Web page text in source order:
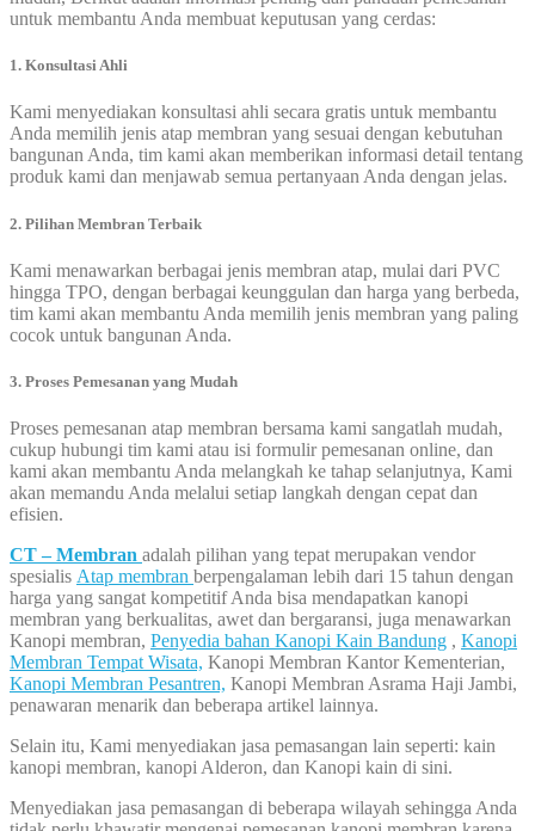
untuk membantu Anda membuat keputusan yang cerdas:
1. Konsultasi Ahli
Kami menyediakan konsultasi ahli secara gratis untuk membantu
Anda memilih jenis atap membran yang sesuai dengan kebutuhan
bangunan Anda, tim kami akan memberikan informasi detail tentang
produk kami dan menjawab semua pertanyaan Anda dengan jelas.
2. Pilihan Membran Terbaik
Kami menawarkan berbagai jenis membran atap, mulai dari PVC
hingga TPO, dengan berbagai keunggulan dan harga yang berbeda,
tim kami akan membantu Anda memilih jenis membran yang paling
cocok untuk bangunan Anda.
3. Proses Pemesanan yang Mudah
Proses pemesanan atap membran bersama kami sangatlah mudah,
cukup hubungi tim kami atau isi formulir pemesanan online, dan
kami akan membantu Anda melangkah ke tahap selanjutnya, Kami
akan memandu Anda melalui setiap langkah dengan cepat dan
efisien.
CT – Membran adalah pilihan yang tepat merupakan vendor
spesialis Atap membran berpengalaman lebih dari 15 tahun dengan
harga yang sangat kompetitif Anda bisa mendapatkan kanopi
membran yang berkualitas, awet dan bergaransi, juga menawarkan
Kanopi membran, Penyedia bahan Kanopi Kain Bandung , Kanopi
Membran Tempat Wisata, Kanopi Membran Kantor Kementerian,
Kanopi Membran Pesantren, Kanopi Membran Asrama Haji Jambi,
penawaran menarik dan beberapa artikel lainnya.
Selain itu, Kami menyediakan jasa pemasangan lain seperti: kain
kanopi membran, kanopi Alderon, dan Kanopi kain di sini.
Menyediakan jasa pemasangan di beberapa wilayah sehingga Anda